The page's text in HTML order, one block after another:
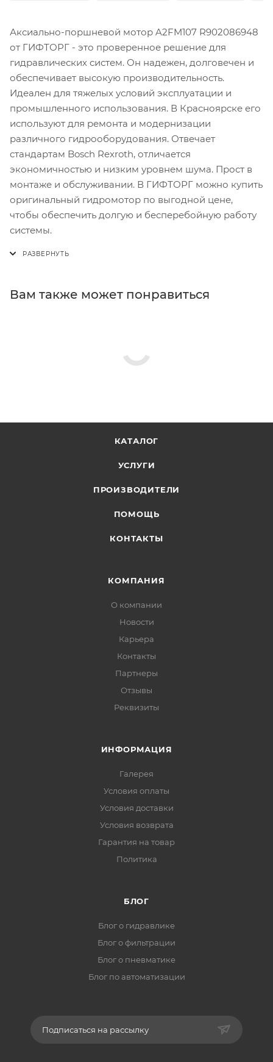
Аксиально-поршневой мотор A2FM107 R902086948
от ГИФТОРГ - это проверенное решение для
гидравлических систем. Он надежен, долговечен и
обеспечивает высокую производительность.
Идеален для тяжелых условий эксплуатации и
промышленного использования. В Красноярске его
используют для ремонта и модернизации
различного гидрооборудования. Отвечает
стандартам Bosch Rexroth, отличается
экономичностью и низким уровнем шума. Прост в
монтаже и обслуживании. В ГИФТОРГ можно купить
оригинальный гидромотор по выгодной цене,
чтобы обеспечить долгую и бесперебойную работу
системы.
Вам также может понравиться
КАТАЛОГ
УСЛУГИ
ПРОИЗВОДИТЕЛИ
ПОМОЩЬ
КОНТАКТЫ
КОМПАНИЯ
О компании
Новости
Карьера
Контакты
Партнеры
Отзывы
Реквизиты
ИНФОРМАЦИЯ
Галерея
Условия оплаты
Условия доставки
Условия возврата
Гарантия на товар
Политика
БЛОГ
Блог о гидравлике
Блог о фильтрации
Блог о пневматике
Блог по автоматизации
Подписаться на рассылку